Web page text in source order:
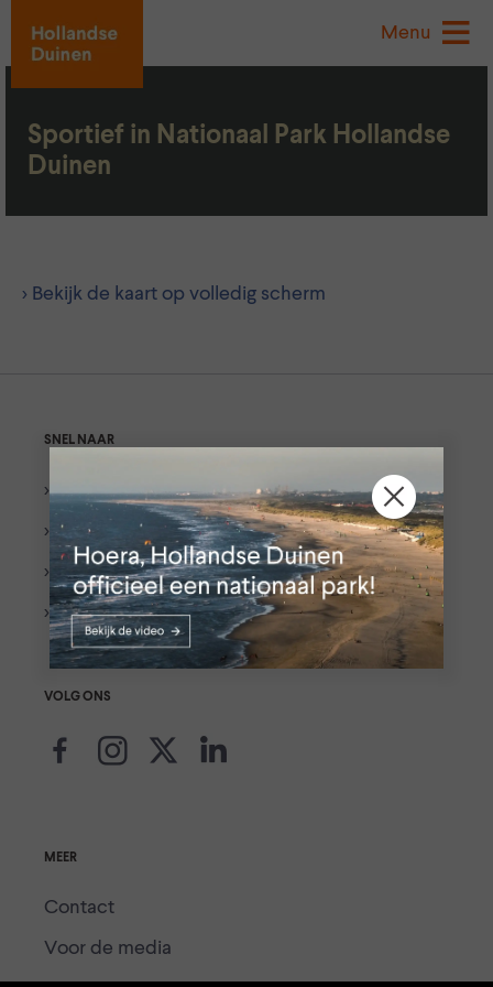
Menu
Sportief in Nationaal Park Hollandse
Duinen
> Bekijk de kaart op volledig scherm
SNEL NAAR
> Wandelroutes
> Fietsroutes
> Gebieden
> Voor partners
VOLG ONS
MEER
Contact
Voor de media